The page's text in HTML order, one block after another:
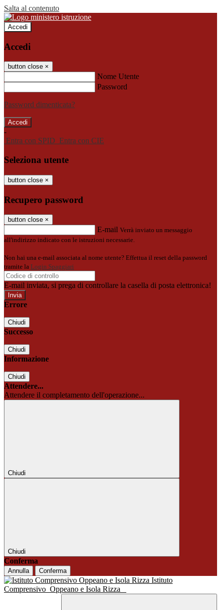
Salta al contenuto
Accedi
Accedi
button close ×
Nome Utente
Password
Password dimenticata?
-
Entra con SPID Entra con CIE
Seleziona utente
button close ×
Recupero password
button close ×
E-mail Verrà inviato un messaggio
all'indirizzo indicato con le istruzioni necessarie.
Non hai una e-mail associata al nome utente? Effettua il reset della password
tramite la Login Spaggiari
E-mail inviata, si prega di controllare la casella di posta elettronica!
Errore
Chiudi
Successo
Chiudi
Informazione
Chiudi
Attendere...
Attendere il completamento dell'operazione...
Chiudi
Chiudi
Conferma
Annulla Conferma
Istituto
Comprensivo Oppeano e Isola Rizza